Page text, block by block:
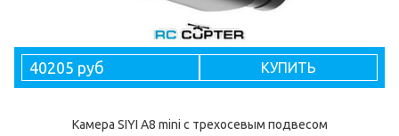
40205 руб КУПИТЬ
Камера SIYI A8 mini c трехосевым подвесом